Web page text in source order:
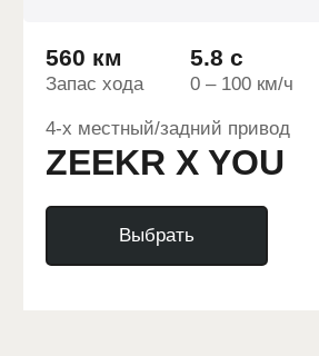
ZEEKR X YOU
Выбрать
560 км
Запас хода
5.8 с
0 – 100 км/ч
4-х местный/задний привод